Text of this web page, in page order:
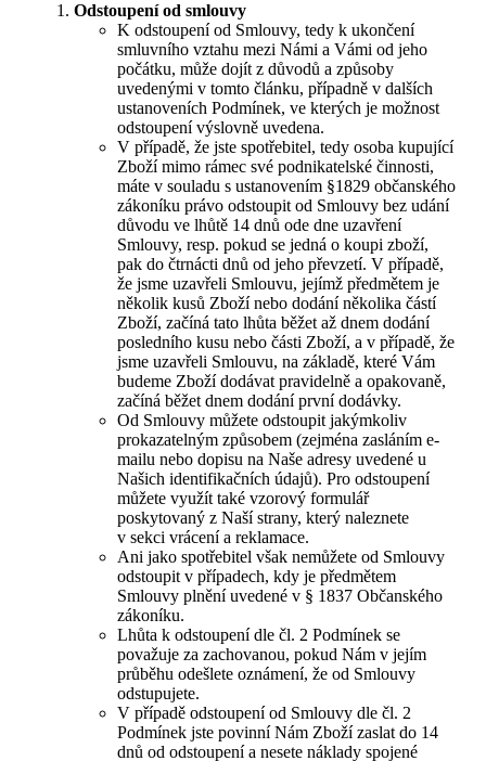
Odstoupení od smlouvy
K odstoupení od Smlouvy, tedy k ukončení
smluvního vztahu mezi Námi a Vámi od jeho
počátku, může dojít z důvodů a způsoby
uvedenými v tomto článku, případně v dalších
ustanoveních Podmínek, ve kterých je možnost
odstoupení výslovně uvedena.
V případě, že jste spotřebitel, tedy osoba kupující
Zboží mimo rámec své podnikatelské činnosti,
máte v souladu s ustanovením §1829 občanského
zákoníku právo odstoupit od Smlouvy bez udání
důvodu ve lhůtě 14 dnů ode dne uzavření
Smlouvy, resp. pokud se jedná o koupi zboží,
pak do čtrnácti dnů od jeho převzetí. V případě,
že jsme uzavřeli Smlouvu, jejímž předmětem je
několik kusů Zboží nebo dodání několika částí
Zboží, začíná tato lhůta běžet až dnem dodání
posledního kusu nebo části Zboží, a v případě, že
jsme uzavřeli Smlouvu, na základě, které Vám
budeme Zboží dodávat pravidelně a opakovaně,
začíná běžet dnem dodání první dodávky.
Od Smlouvy můžete odstoupit jakýmkoliv
prokazatelným způsobem (zejména zasláním e-
mailu nebo dopisu na Naše adresy uvedené u
Našich identifikačních údajů). Pro odstoupení
můžete využít také vzorový formulář
poskytovaný z Naší strany, který naleznete
v sekci vrácení a reklamace.
Ani jako spotřebitel však nemůžete od Smlouvy
odstoupit v případech, kdy je předmětem
Smlouvy plnění uvedené v § 1837 Občanského
zákoníku.
Lhůta k odstoupení dle čl. 2 Podmínek se
považuje za zachovanou, pokud Nám v jejím
průběhu odešlete oznámení, že od Smlouvy
odstupujete.
V případě odstoupení od Smlouvy dle čl. 2
Podmínek jste povinní Nám Zboží zaslat do 14
dnů od odstoupení a nesete náklady spojené